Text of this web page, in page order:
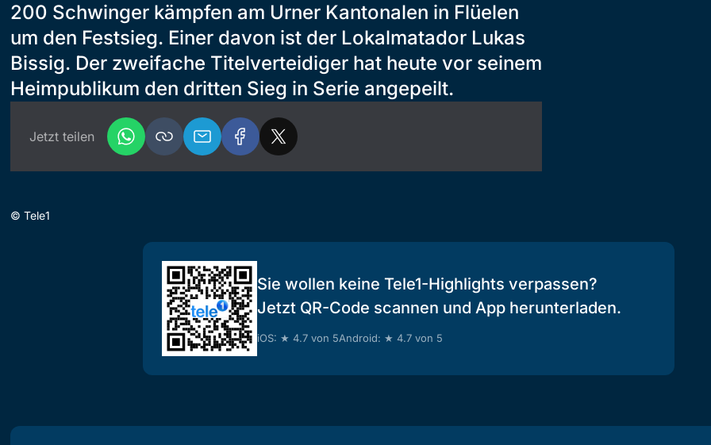
200 Schwinger kämpfen am Urner Kantonalen in Flüelen
um den Festsieg. Einer davon ist der Lokalmatador Lukas
Bissig. Der zweifache Titelverteidiger hat heute vor seinem
Heimpublikum den dritten Sieg in Serie angepeilt.
Jetzt teilen
© Tele1
Sie wollen keine Tele1-Highlights verpassen?
Jetzt QR-Code scannen und App herunterladen.
iOS: ★ 4.7 von 5Android: ★ 4.7 von 5